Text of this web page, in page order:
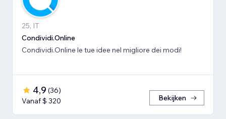
25, IT
Condividi.Online
Condividi.Online le tue idee nel migliore dei modi!
4,9 (36)
Vanaf $ 320
Bekijken